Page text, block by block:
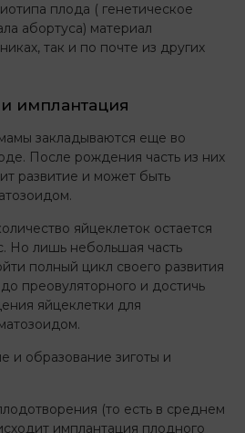
плода ( генетическое
абортуса) материал
так и по почте из других
имплантация
закладываются еще во
После рождения часть из них
развитие и может быть
яйцеклеток остается
Но лишь небольшая часть
полный цикл своего развития
преовуляторного и достичь
яйцеклетки для
и образование зиготы и
(то есть в среднем
имплантация плодного